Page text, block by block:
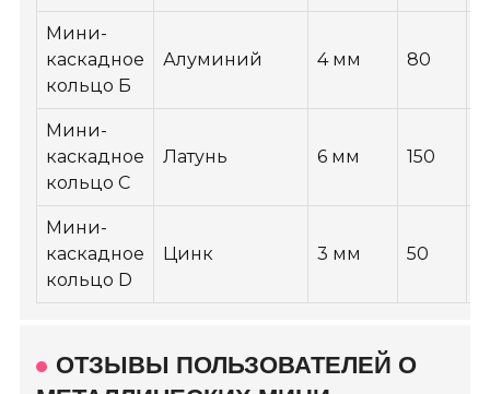
Мини-
каскадное
кольцо Б
Алуминий 4 мм 80
Мини-
каскадное
кольцо C
Латунь 6 мм 150
Мини-
каскадное
кольцо D
Цинк 3 мм 50
ОТЗЫВЫ ПОЛЬЗОВАТЕЛЕЙ О